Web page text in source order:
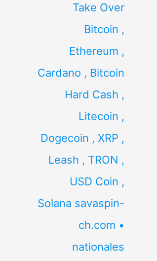
Take Over
Bitcoin ,
Ethereum ,
Cardano , Bitcoin
Hard Cash ,
Litecoin ,
Dogecoin , XRP ,
Leash , TRON ,
USD Coin ,
Solana savaspin-
ch.com •
nationales